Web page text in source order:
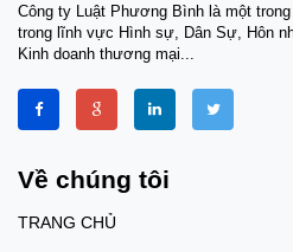
Công ty Luật Phương Bình là một
trong lĩnh vực Hình sự, Dân Sự, Hôn
Kinh doanh thương mại...
Về chúng tôi
TRANG CHỦ